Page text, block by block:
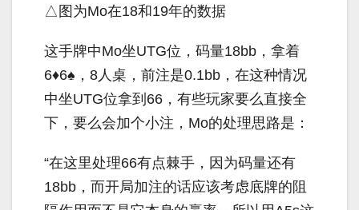
△图为Mo在18和19年的数据
这手牌中Mo坐UTG位，码量18bb ，拿着
6♦6♠， 8 人桌，前注是0.1bb ，在这种情况
中坐UTG位拿到 66 ，有些玩家要么直接全
下，要么会加个小注， Mo的处理思路是：
“在这里处理66有点棘手，因为码量还有
18bb ，而开局加注的话应该考虑底牌的阻